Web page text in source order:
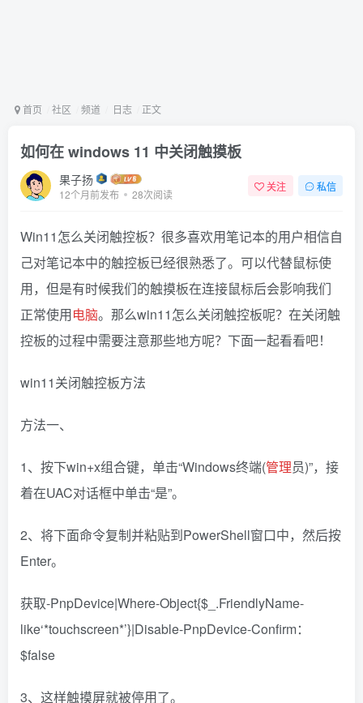
首页 社区 频道 日志 正文
如何在 windows 11 中关闭触摸板
果子扬
12个月前发布 28次阅读
关注 私信
Win11怎么关闭触控板？很多喜欢用笔记本的用户相信自
己对笔记本中的触控板已经很熟悉了。可以代替鼠标使
用，但是有时候我们的触摸板在连接鼠标后会影响我们
正常使用电脑。那么win11怎么关闭触控板呢？在关闭触
控板的过程中需要注意那些地方呢？下面一起看看吧！
win11关闭触控板方法
方法一、
1、按下win+x组合键，单击“Windows终端(管理员)”，接
着在UAC对话框中单击“是”。
2、将下面命令复制并粘贴到PowerShell窗口中，然后按
Enter。
获取-PnpDevice|Where-Object{$_.FriendlyName-
like‘*touchscreen*’}|Disable-PnpDevice-Confirm：
$false
3、这样触摸屏就被停用了。